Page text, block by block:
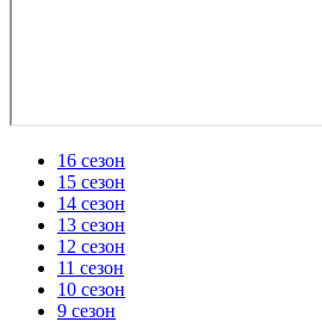
16 сезон
15 сезон
14 сезон
13 сезон
12 сезон
11 сезон
10 сезон
9 сезон